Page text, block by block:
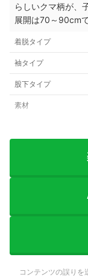
らしいクマ柄が、
展開は70～90cm
着脱タイプ
袖タイプ
股下タイプ
素材
コンテンツの誤りを